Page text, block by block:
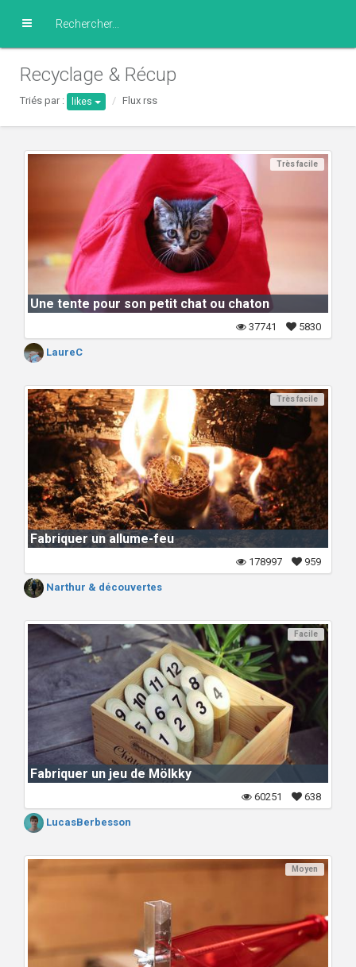
Recyclage & Récup
Triés par : likes Flux rss
Très facile
Une tente pour son petit chat ou chaton
5830
37741
LaureC
Très facile
Fabriquer un allume-feu
959
178997
Narthur & découvertes
Facile
Fabriquer un jeu de Mölkky
638
60251
LucasBerbesson
Moyen